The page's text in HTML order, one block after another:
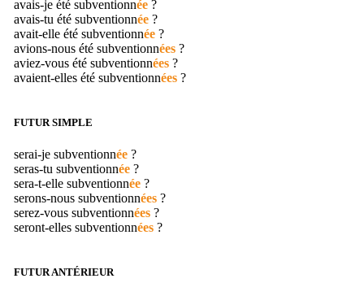
avais-je été subventionnée ?
avais-tu été subventionnée ?
avait-elle été subventionnée ?
avions-nous été subventionnées ?
aviez-vous été subventionnées ?
avaient-elles été subventionnées ?
FUTUR SIMPLE
serai-je subventionnée ?
seras-tu subventionnée ?
sera-t-elle subventionnée ?
serons-nous subventionnées ?
serez-vous subventionnées ?
seront-elles subventionnées ?
FUTUR ANTÉRIEUR